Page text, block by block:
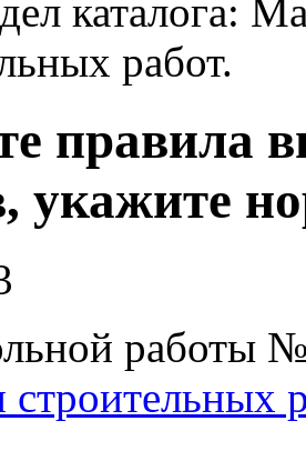
каталога:
работ.
правила
укажите
работы
строительных